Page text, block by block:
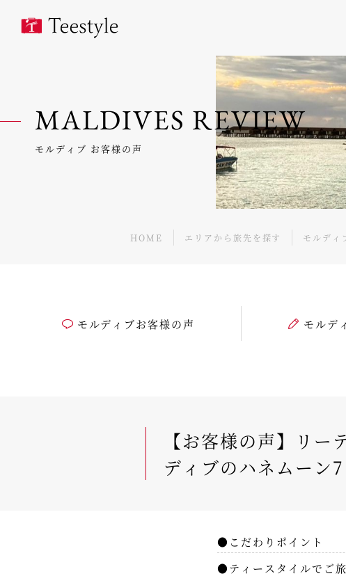
MALDIVES REVIEW
モルディブ お客様の声
HOME エリアから旅先を探す モルディ
モルディブお客様の声 モルデ
【お客様の声】リ
ディブのハネムーン
●こだわりポイント
●ティースタイルでご